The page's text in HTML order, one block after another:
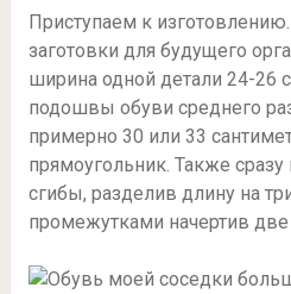
Приступаем к
заготовки для будущего
ширина одной детали 24-26
подошвы обуви среднего
примерно 30 или 33
прямоугольник. Также
сгибы, разделив длину на
промежутками начертив две